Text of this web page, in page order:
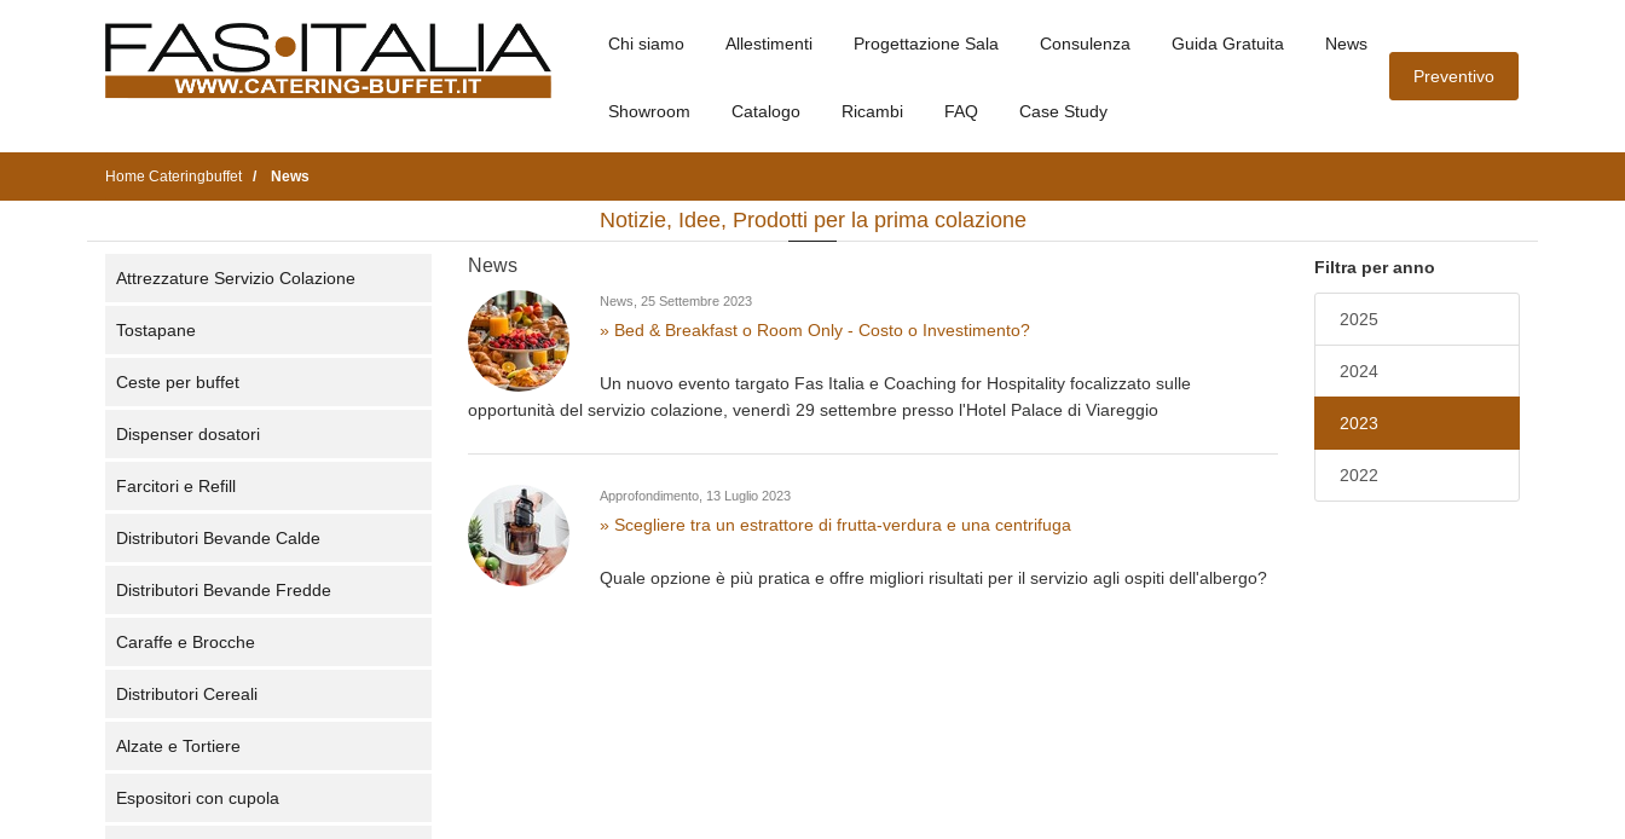
Chi siamo Allestimenti Progettazione Sala Consulenza Guida Gratuita News
Showroom Catalogo Ricambi FAQ Case Study
Preventivo
Home Cateringbuffet News
Notizie, Idee, Prodotti per la prima colazione
Attrezzature Servizio Colazione
Tostapane
Ceste per buffet
Dispenser dosatori
Farcitori e Refill
Distributori Bevande Calde
Distributori Bevande Fredde
Caraffe e Brocche
Distributori Cereali
Alzate e Tortiere
Espositori con cupola
News
News 25 Settembre 2023
» Bed & Breakfast o Room Only - Costo o Investimento?
Un nuovo evento targato Fas Italia e Coaching for Hospitality focalizzato sulle
opportunità del servizio colazione, venerdì 29 settembre presso l'Hotel Palace di Viareggio
Approfondimento 13 Luglio 2023
» Scegliere tra un estrattore di frutta-verdura e una centrifuga
Quale opzione è più pratica e offre migliori risultati per il servizio agli ospiti dell'albergo?
Filtra per anno
2025
2024
2023
2022